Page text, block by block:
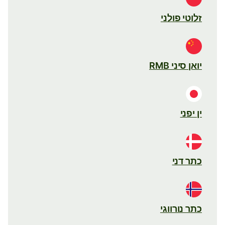
זלוטי פולני
יואן סיני RMB
ין יפני
כתר דני
כתר נורווגי